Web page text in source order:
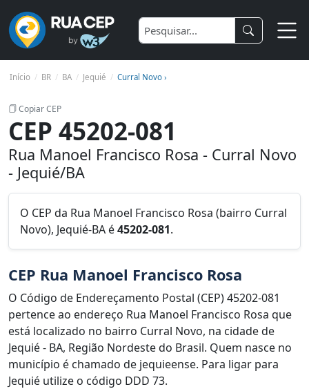
Início BR BA Jequié Curral Novo ›
Copiar CEP
CEP 45202-081
Rua Manoel Francisco Rosa - Curral Novo
- Jequié/BA
O CEP da Rua Manoel Francisco Rosa (bairro Curral
Novo), Jequié-BA é45202-081.
CEP Rua Manoel Francisco Rosa
O Código de Endereçamento Postal (CEP) 45202-081
pertence ao endereço Rua Manoel Francisco Rosa que
está localizado no bairro Curral Novo, na cidade de
Jequié - BA, Região Nordeste do Brasil. Quem nasce no
município é chamado de jequieense. Para ligar para
Jequié utilize o código DDD 73.